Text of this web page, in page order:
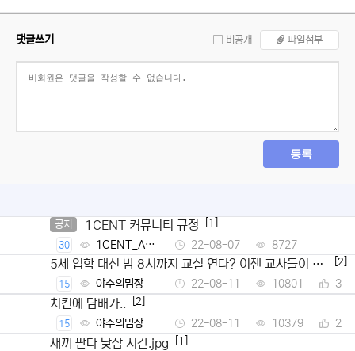
댓글쓰기 비공개 파일첨부
등록
공지 1CENT 커뮤니티 규정 [1]
30
1CENT_Ad
min
22-08-07 8727
5세 입학 대신 밤 8시까지 교실 연다? 이젠 교사들이 뿔
났다
[2]
15 야수의밈장 22-08-11 10801 3
치킨에 담배가.. [2]
15 야수의밈장 22-08-11 10379 2
새끼 판다 낮잠 시간.jpg [1]